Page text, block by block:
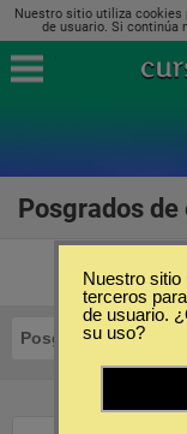
Nuestro sitio utiliza cookies
de usuario. Si continúa
Posgrados de
Posgrados
Nuestro sitio
terceros
de usuario.
su uso?